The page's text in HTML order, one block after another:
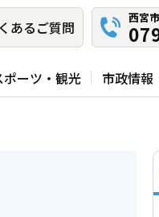
あるご質問
西宮
ーツ・観光 市政情報